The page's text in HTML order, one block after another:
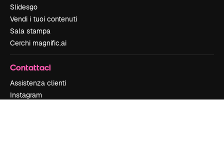
Slidesgo
Vendi i tuoi contenuti
Sala stampa
Cerchi magnific.ai
Contattaci
Assistenza clienti
Instagram